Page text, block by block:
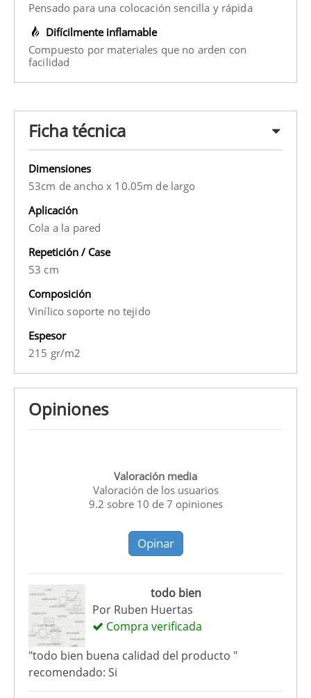
Pensado para una colocación sencilla y rápida
Difícilmente inflamable
Compuesto por materiales que no arden con
facilidad
Ficha técnica
Dimensiones
53cm de ancho x 10.05m de largo
Aplicación
Cola a la pared
Repetición / Case
53 cm
Composición
Vinílico soporte no tejido
Espesor
215 gr/m2
Opiniones
Valoración media
Valoración de los usuarios
9.2 sobre 10 de 7 opiniones
Opinar
todo bien
Por Ruben Huertas
Compra verificada
"todo bien buena calidad del producto "
recomendado: Si